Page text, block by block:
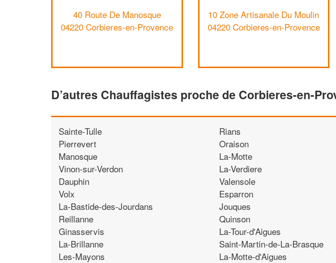
40 Route De Manosque
04220 Corbieres-en-Provence
10 Zone Artisanale Du Moulin
04220 Corbieres-en-Provence
D’autres Chauffagistes proche de Corbieres-en-
Sainte-Tulle
Pierrevert
Manosque
Vinon-sur-Verdon
Dauphin
Volx
La-Bastide-des-Jourdans
Reillanne
Ginasservis
La-Brillanne
Les-Mayons
Rians
Oraison
La-Motte
La-Verdiere
Valensole
Esparron
Jouques
Quinson
La-Tour-d'Aigues
Saint-Martin-de-La-Brasque
La-Motte-d'Aigues